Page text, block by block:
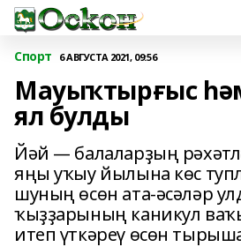
Спорт 6 АВГУСТА 2021, 09:56
Мауыҡтырғыс
ял булды
Йәй — балаларҙың
яңы уҡыу йылына көс
шуның өсөн ата-әсәләр
ҡыҙҙарының каникул
итеп үткәреү өсөн